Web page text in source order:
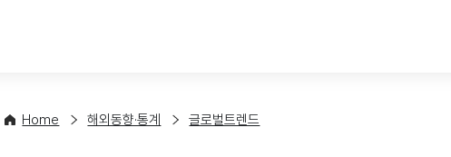
Home 해외동향·통계 글로벌트렌드